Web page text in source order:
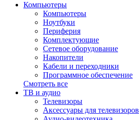
Компьютеры
Компьютеры
Ноутбуки
Периферия
Комплектующие
Сетевое оборудование
Накопители
Кабели и переходники
Программное обеспечение
Смотреть все
ТВ и аудио
Телевизоры
Аксессуары для телевизоров